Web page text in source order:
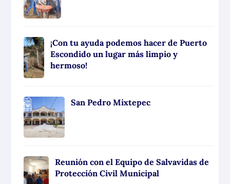
¡Con tu ayuda podemos hacer de Puerto
Escondido un lugar más limpio y
hermoso!
San Pedro Mixtepec
Reunión con el Equipo de Salvavidas de
Protección Civil Municipal